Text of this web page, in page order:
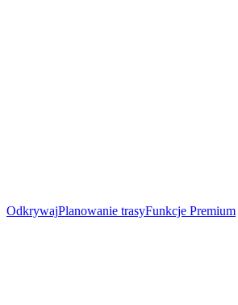
OdkrywajPlanowanie trasyFunkcje Premium